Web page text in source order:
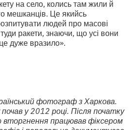
на село, колись там жили й
мешканців. Це якийсь
людей про масові
ракети, знаючи, що усі вони
дуже вразило».
фотограф з Харкова.
у 2012 році. Після початку
працював фіксером